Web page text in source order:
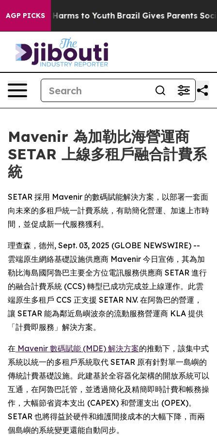
AGP PICKS
Abate Harms to Youth Brazil Gives Parents Social
Mavenir 為加勒比海營運商
SETAR 上線多租戶融合計費系
統
SETAR 採用 Mavenir 的數碼賦能解決方案，以部署一套面
向未來的多租戶統一計費系統，有助簡化營運、加速上市時
間，並促成新一代服務獲利。
理查森，德州, Sept. 03, 2025 (GLOBE NEWSWIRE) --
雲端原生網絡基礎設施供應商 Mavenir 今日宣佈，其為加
勒比海島國阿魯巴主要全方位電訊服務供應商 SETAR 進行
的融合計費系統 (CCS) 轉型已成功完成並上線運作。此雲
端原生多租戶 CCS 正支援 SETAR N.V. 在阿魯巴的營運，
讓 SETAR 能為鄰近島嶼波奈的流動服務營運商 KLA 提供
「計費即服務」解決方案。
在 Mavenir 數碼賦能 (MDE) 解決方案的推動下，該集中式
系統以統一的多租戶系統取代 SETAR 原有針對單一島嶼的
傳統計費基礎設施。此建基於全容器化架構的開放系統可以
互通，在阿魯巴託管，並透過簡化及精簡即時計費和帳務操
作，大幅節省資本支出 (CAPEX) 和營運支出 (OPEX)。
SETAR 也將得益於硬件和維護間接成本的大幅下降，而兩
個島嶼的系統變更還能自動同步。